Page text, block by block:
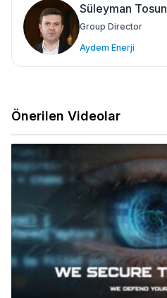
Süleyman Tosun
Group Director
Aydem Enerji
Önerilen Videolar